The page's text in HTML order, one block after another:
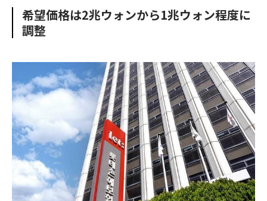
o
o
k
e
u
n
希望価格は2兆ウォンから1兆ウォン程度に
調整